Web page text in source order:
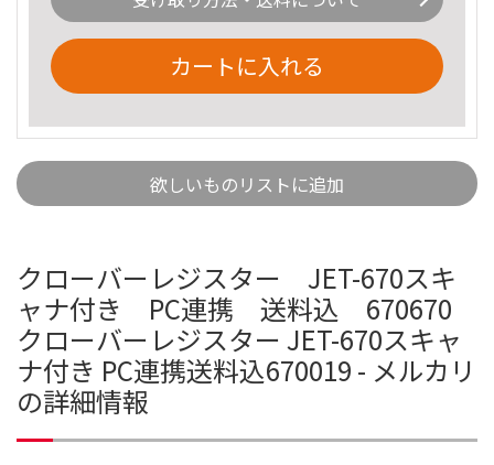
カートに入れる
欲しいものリストに追加
クローバーレジスター JET-670スキ
ャナ付き PC連携 送料込 670670
クローバーレジスター JET-670スキャ
ナ付き PC連携送料込670019 - メルカリ
の詳細情報